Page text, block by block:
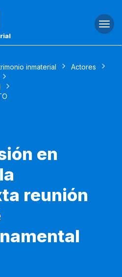
inmaterial
Actores
en
reunión